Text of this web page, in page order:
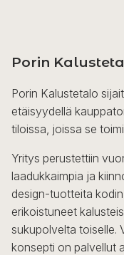
Porin
Porin Kalustetalo
etäisyydellä
tiloissa, joissa se
Yritys perustettiin
laadukkaimpia ja
design-tuotteita
erikoistuneet
sukupolvelta toiselle.
konsepti on palvellut